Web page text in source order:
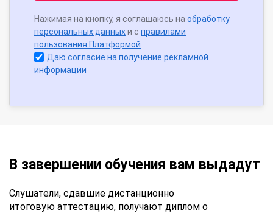
Нажимая на кнопку, я соглашаюсь на обработку
персональных данныхи с правилами
пользования Платформой
Даю согласие на получение рекламной
информации
В завершении обучения вам выдадут
Слушатели, сдавшие дистанционно
итоговую аттестацию, получают диплом о